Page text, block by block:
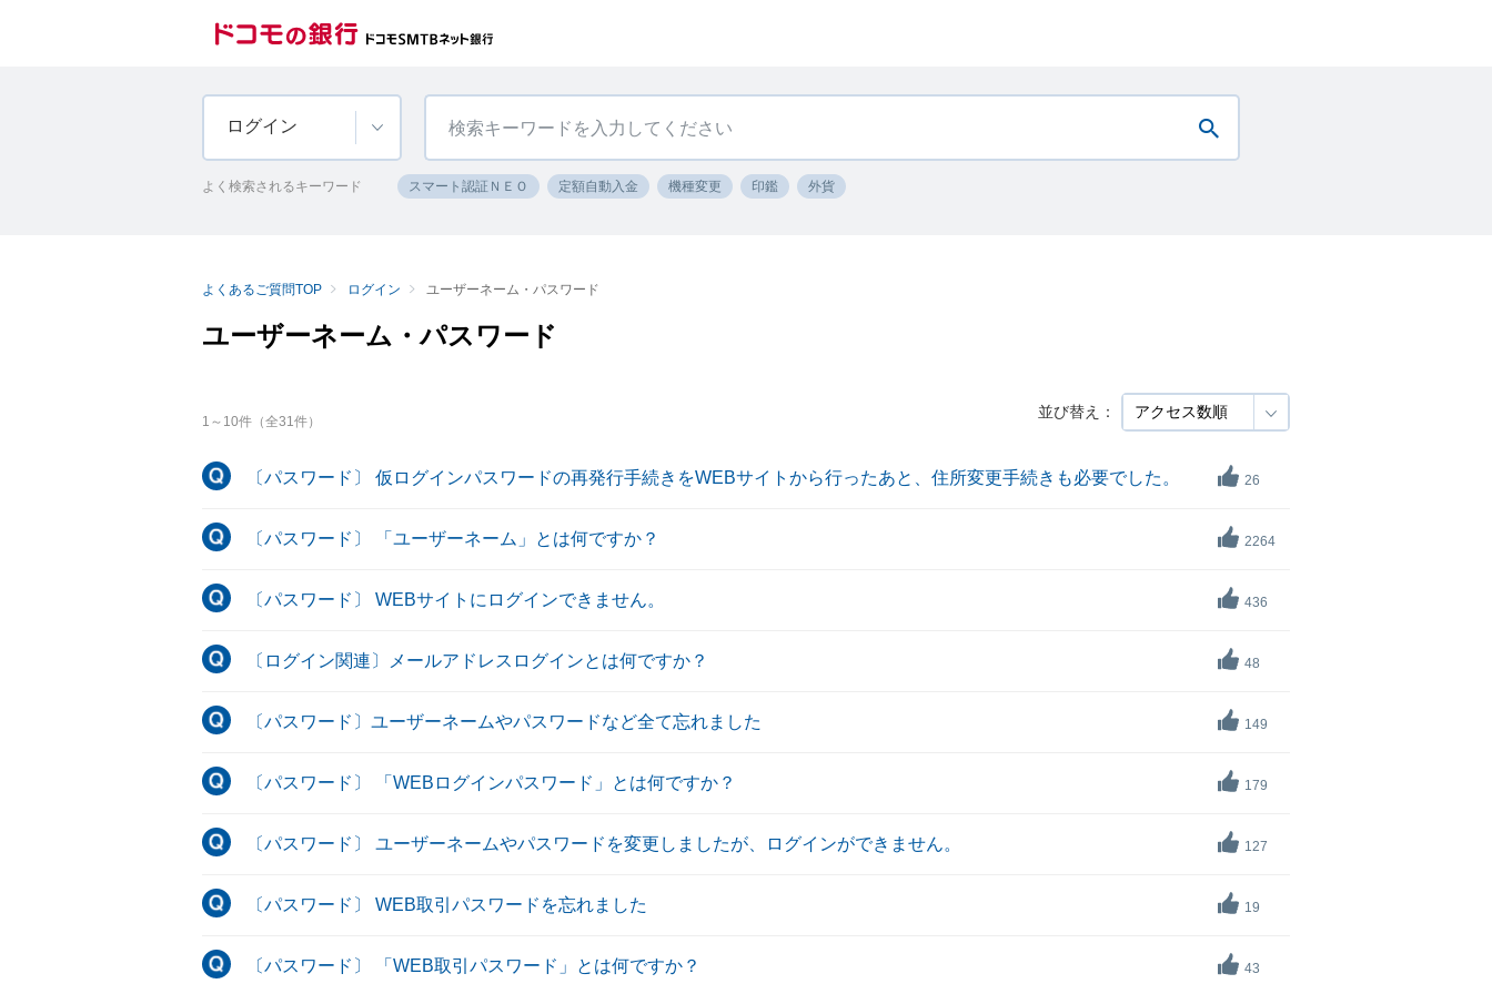
ログイン
よく検索されるキーワード スマート認証ＮＥＯ 定額自動入金 機種変更 印鑑 外貨
よくあるご質問TOP ログイン ユーザーネーム・パスワード
ユーザーネーム・パスワード
並び替え：
1 ～ 10件（全31件）
〔パスワード〕 仮ログインパスワードの再発行手続きをWEBサイトから行ったあと、住所変更手続きも必要でした。 26
〔パスワード〕 「ユーザーネーム」とは何ですか？ 2264
〔パスワード〕 WEBサイトにログインできません。 436
〔ログイン関連〕メールアドレスログインとは何ですか？ 48
〔パスワード〕ユーザーネームやパスワードなど全て忘れました 149
〔パスワード〕 「WEBログインパスワード」とは何ですか？ 179
〔パスワード〕 ユーザーネームやパスワードを変更しましたが、ログインができません。 127
〔パスワード〕 WEB取引パスワードを忘れました 19
〔パスワード〕 「WEB取引パスワード」とは何ですか？ 43